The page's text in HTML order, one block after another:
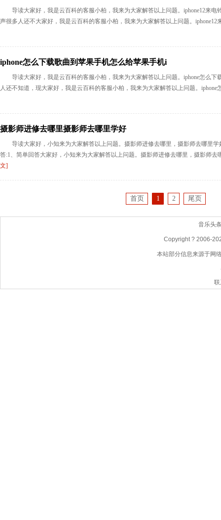
导读大家好，我是云百科的客服小柏，我来为大家解答以上问题。iphone12来
声很多人还不大家好，我是云百科的客服小柏，我来为大家解答以上问题。iphone12
iphone怎么下载歌曲到苹果手机怎么给苹果手机i
导读大家好，我是云百科的客服小柏，我来为大家解答以上问题。iphone怎么
人还不知道，现大家好，我是云百科的客服小柏，我来为大家解答以上问题。iphone
摄影师进修去哪里摄影师去哪里学好
导读大家好，小知来为大家解答以上问题。摄影师进修去哪里，摄影师去哪里
答:1、简单回答大家好，小知来为大家解答以上问题。摄影师进修去哪里，摄影师
文]
首页 1 2 尾页
音乐头
Copyright ? 2006-
本站部分信息来源于网